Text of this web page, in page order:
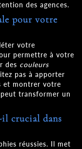
des agences.
pour votre
votre
permettre à votre
des couleurs
pas à apporter
et montrer votre
transformer un
crucial dans
réussies. Il met